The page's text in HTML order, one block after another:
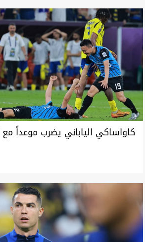
كاواساكي الياباني يضرب موعداً